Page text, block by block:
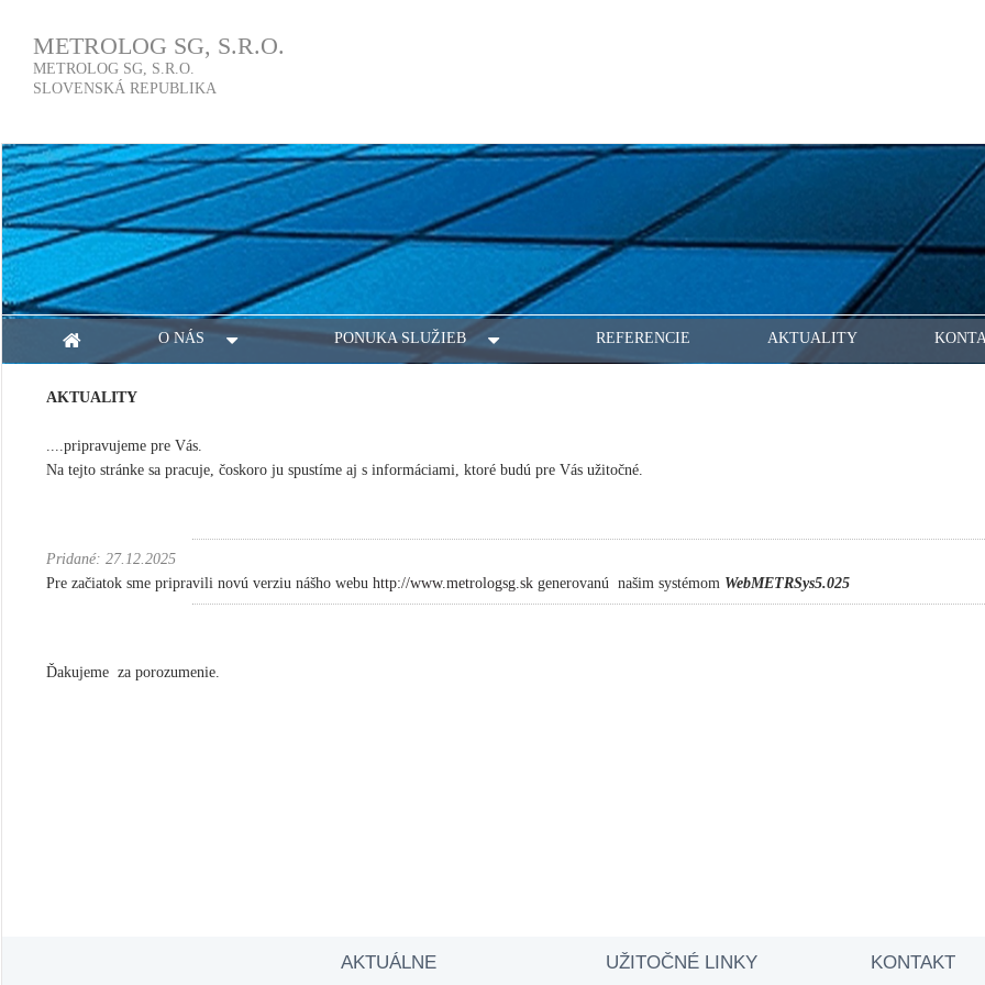
METROLOG SG, S.R.O.
METROLOG SG, S.R.O.
SLOVENSKÁ REPUBLIKA
O NÁS PONUKA SLUŽIEB REFERENCIE AKTUALITY
AKTUALITY
....pripravujeme pre Vás.
Na tejto stránke sa pracuje, čoskoro ju spustíme aj s informáciami, ktoré budú pre Vás užitočné.
Pridané: 27.12.2025
Pre začiatok sme pripravili novú verziu nášho webu http://www.metrologsg.sk generovanú našim systémom WebMETRSys5.025
Ďakujeme za porozumenie.
AKTUÁLNE UŽITOČNÉ LINKY KONTAKT